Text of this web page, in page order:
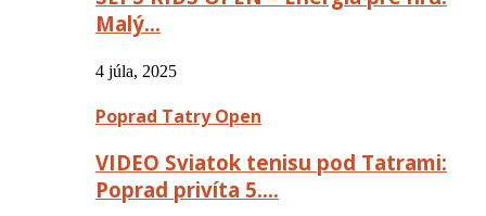
Malý…
4 júla, 2025
Poprad Tatry Open
VIDEO Sviatok tenisu pod Tatrami:
Poprad privíta 5….